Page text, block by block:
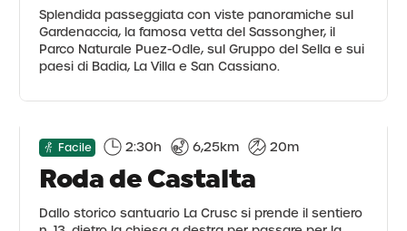
Splendida passeggiata con viste panoramiche sul
Gardenaccia, la famosa vetta del Sassongher, il
Parco Naturale Puez-Odle, sul Gruppo del Sella e sui
paesi di Badia, La Villa e San Cassiano.
Facile 2:30h 6,25km 20m
Roda de Castalta
Dallo storico santuario La Crusc si prende il sentiero